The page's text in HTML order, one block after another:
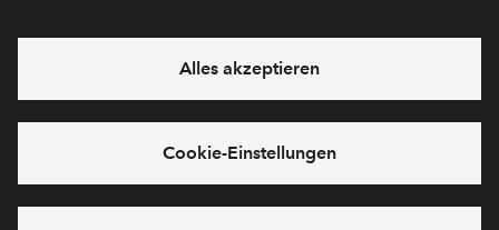
für unsereDatenschutzerklärung
Formular: